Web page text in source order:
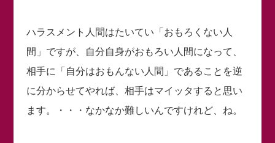
ハラスメント人間はたいてい「おもろくない人
間」ですが、自分自身がおもろい人間になって、
相手に「自分はおもんない人間」であることを逆
に分からせてやれば、相手はマイッタすると思い
ます。・・・なかなか難しいんですけれど、ね。